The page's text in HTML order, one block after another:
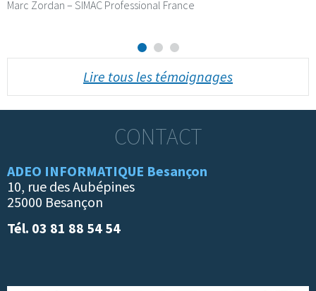
Marc Zordan – SIMAC Professional France
Lire tous les témoignages
CONTACT
ADEO INFORMATIQUE Besançon
10, rue des Aubépines
25000 Besançon
Tél. 03 81 88 54 54